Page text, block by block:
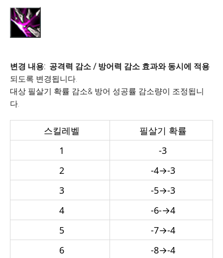
변경 내용: 공격력 감소 / 방어력 감소 효과와 동시에 적용
되도록 변경됩니다.
대상 필살기 확률 감소& 방어 성공률 감소량이 조정됩니
다.
스킬레벨
필살기 확률
1
-3
2
-4→-3
3
-5→-3
4
-6-→4
5
-7→-4
6
-8→-4